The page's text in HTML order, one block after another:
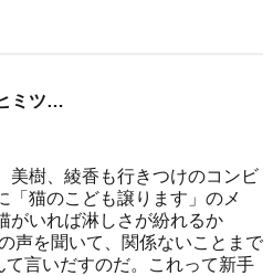
ミツ…
美樹、綾香も行きつけのコンビ
「猫のこども譲ります」のメ
がいれば淋しさが紛れるか
声を聞いて、関係ないことまで
言いだすのだ。これって新手